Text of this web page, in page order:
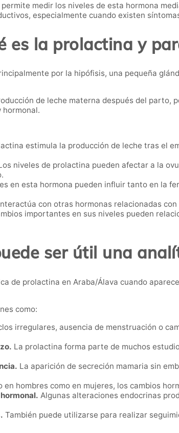
permite medir los niveles de esta hormona
especialmente cuando existen
es la prolactina y
por la hipófisis, una pequeña
de leche materna después del
hormonal.
estimula la producción de leche tras el
niveles de prolactina pueden afectar a la
en esta hormona pueden influir tanto en la
con otras hormonas relacionadas
importantes en sus niveles pueden
ser útil una
de prolactina en Araba/Álava cuando
como:
irregulares, ausencia de menstruación o
La prolactina forma parte de muchos
La aparición de secreción mamaria sin
en hombres como en mujeres, los cambios
Algunas alteraciones endocrinas
También puede utilizarse para realizar